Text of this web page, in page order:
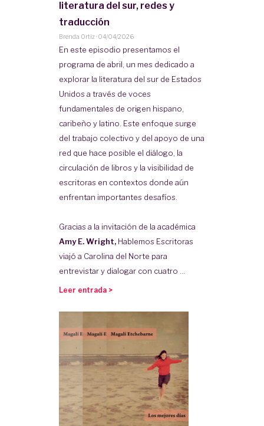
literatura del sur, redes y
traducción
Brenda Ortiz · 04/04/2026
En este episodio presentamos el
programa de abril, un mes dedicado a
explorar la literatura del sur de Estados
Unidos a través de voces
fundamentales de origen hispano,
caribeño y latino. Este enfoque surge
del trabajo colectivo y del apoyo de una
red que hace posible el diálogo, la
circulación de libros y la visibilidad de
escritoras en contextos donde aún
enfrentan importantes desafíos.
Gracias a la invitación de la académica
Amy E. Wright,Hablemos Escritoras
viajó a Carolina del Norte para
entrevistar y dialogar con cuatro ...
Leer entrada >